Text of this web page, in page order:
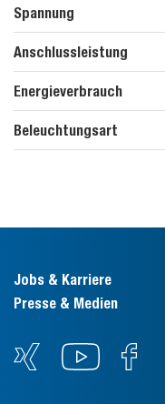
Spannung
Anschlussleistung
Energieverbrauch
Beleuchtungsart
Jobs & Karriere
Presse & Medien